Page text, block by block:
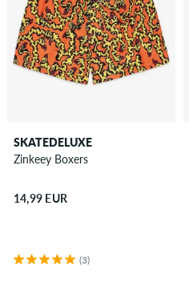
SKATEDELUXE
Zinkeey Boxers
14,99 EUR
(3)